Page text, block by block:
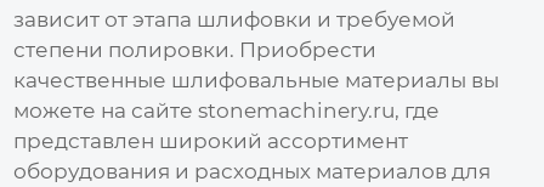
зависит от этапа шлифовки и требуемой
степени полировки. Приобрести
качественные шлифовальные материалы вы
можете на сайтеstonemachinery.ru, где
представлен широкий ассортимент
оборудования и расходных материалов для